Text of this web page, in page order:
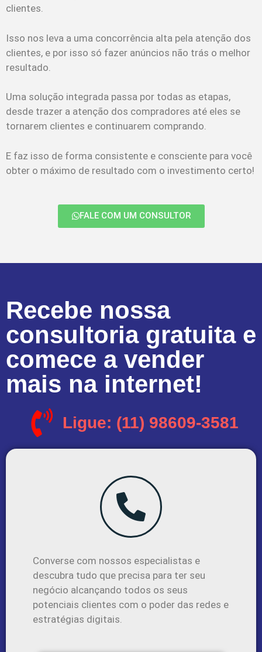
clientes.
Isso nos leva a uma concorrência alta pela atenção dos
clientes, e por isso só fazer anúncios não trás o melhor
resultado.
Uma solução integrada passa por todas as etapas,
desde trazer a atenção dos compradores até eles se
tornarem clientes e continuarem comprando.
E faz isso de forma consistente e consciente para você
obter o máximo de resultado com o investimento certo!
FALE COM UM CONSULTOR
Recebe nossa
consultoria gratuita e
comece a vender
mais na internet!
Ligue: (11) 98609-3581
Converse com nossos especialistas e
descubra tudo que precisa para ter seu
negócio alcançando todos os seus
potenciais clientes com o poder das redes e
estratégias digitais.